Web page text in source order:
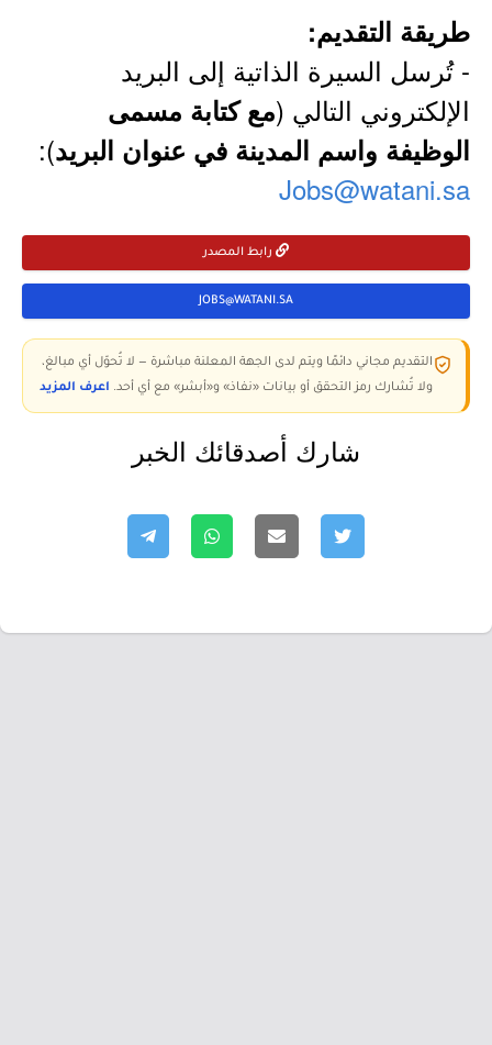
طريقة التقديم:
- تُرسل السيرة الذاتية إلى البريد
الإلكتروني التالي (مع كتابة مسمى
الوظيفة واسم المدينة في عنوان البريد):
Jobs@watani.sa
رابط المصدر
JOBS@WATANI.SA
التقديم مجاني دائمًا ويتم لدى الجهة المعلنة مباشرة — لا تُحوّل أي مبالغ،
ولا تُشارك رمز التحقق أو بيانات «نفاذ» و«أبشر» مع أي أحد. اعرف المزيد
شارك أصدقائك الخبر